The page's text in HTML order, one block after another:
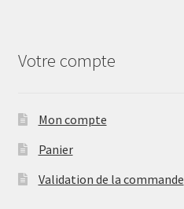
Votre compte
Mon compte
Panier
Validation de la commande